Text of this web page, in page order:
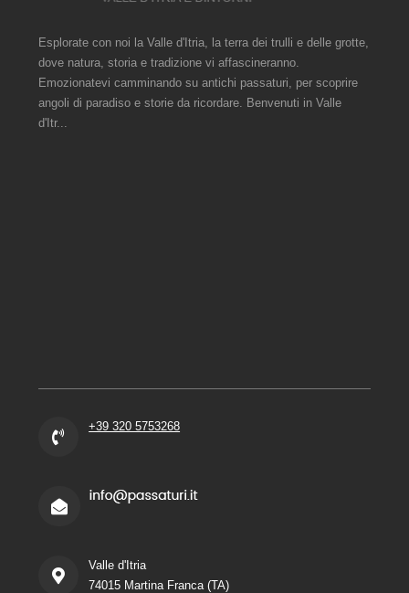
Esplorate con noi la Valle d'Itria, la terra dei trulli e delle grotte,
dove natura, storia e tradizione vi affascineranno.
Emozionatevi camminando su antichi passaturi, per scoprire
angoli di paradiso e storie da ricordare. Benvenuti in Valle
d'Itr...
+39 320 5753268
Valle d'Itria
74015 Martina Franca (TA)